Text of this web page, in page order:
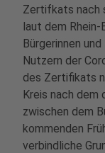
Zertifkats nach
laut dem
Bürgerinnen
Nutzern der
des Zertifikats
Kreis nach dem
zwischen dem
kommenden
verbindliche